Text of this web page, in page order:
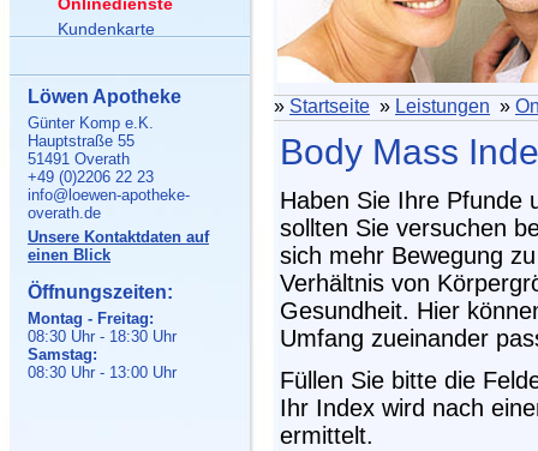
Onlinedienste
Kundenkarte
Löwen Apotheke
Günter Komp e.K.
Hauptstraße 55
51491 Overath
+49 (0)2206 22 23
info@loewen-apotheke-
overath.de
Unsere Kontaktdaten auf
einen Blick
Öffnungszeiten:
Montag - Freitag:
08:30 Uhr - 18:30 Uhr
Samstag:
08:30 Uhr - 13:00 Uhr
» Startseite » Leistungen »
Body Mass
Haben Sie Ihre Pfunde
sollten Sie versuchen
sich mehr Bewegung
Verhältnis von
Gesundheit. Hier
Umfang zueinander
Füllen Sie bitte die
Ihr Index wird nach
ermittelt.